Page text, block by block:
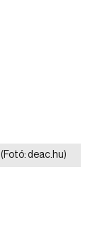
(Fotó: deac.hu)